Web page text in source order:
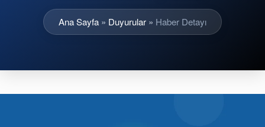
Ana Sayfa » Duyurular » Haber Detayı